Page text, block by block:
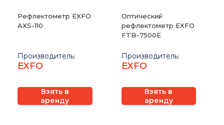
Рефлектометр EXFO
AXS-110
Производитель:
EXFO
Взять в
аренду
Оптический
рефлектометр EXFO
FTB-7500E
Производитель:
EXFO
Взять в
аренду